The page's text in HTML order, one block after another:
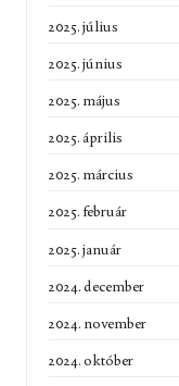
2025. július
2025. június
2025. május
2025. április
2025. március
2025. február
2025. január
2024. december
2024. november
2024. október